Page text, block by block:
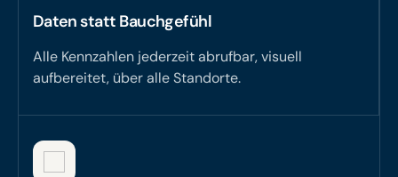
Daten statt Bauchgefühl
Alle Kennzahlen jederzeit abrufbar, visuell
aufbereitet, über alle Standorte.